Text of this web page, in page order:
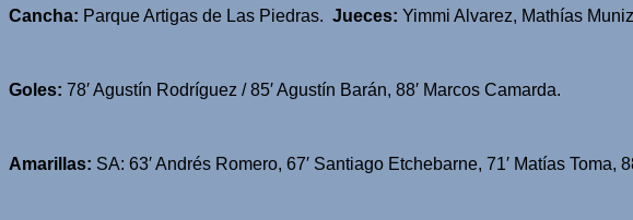
Cancha: Parque Artigas de Las Piedras. Jueces: Yimmi Alvarez, Mathías
Goles: 78′ Agustín Rodríguez / 85′ Agustín Barán, 88′ Marcos Camarda.
Amarillas: SA: 63′ Andrés Romero, 67′ Santiago Etchebarne, 71′ Matías Toma,